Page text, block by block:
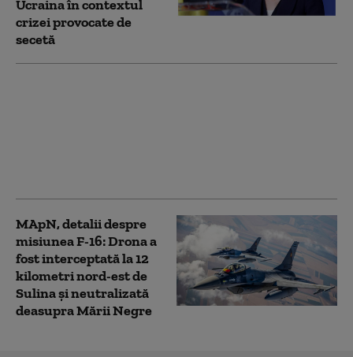
Ucraina în contextul
crizei provocate de
secetă
MApN, detalii despre
misiunea F-16: Drona a
fost interceptată la 12
kilometri nord-est de
Sulina și neutralizată
deasupra Mării Negre